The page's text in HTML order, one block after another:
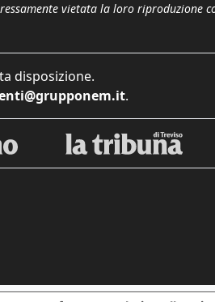
vietata la loro riproduzione
disposizione.
.